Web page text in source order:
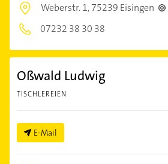
Weberstr. 1,75239 Eisingen
07232 38 30 38
Oßwald Ludwig
TISCHLEREIEN
E-Mail